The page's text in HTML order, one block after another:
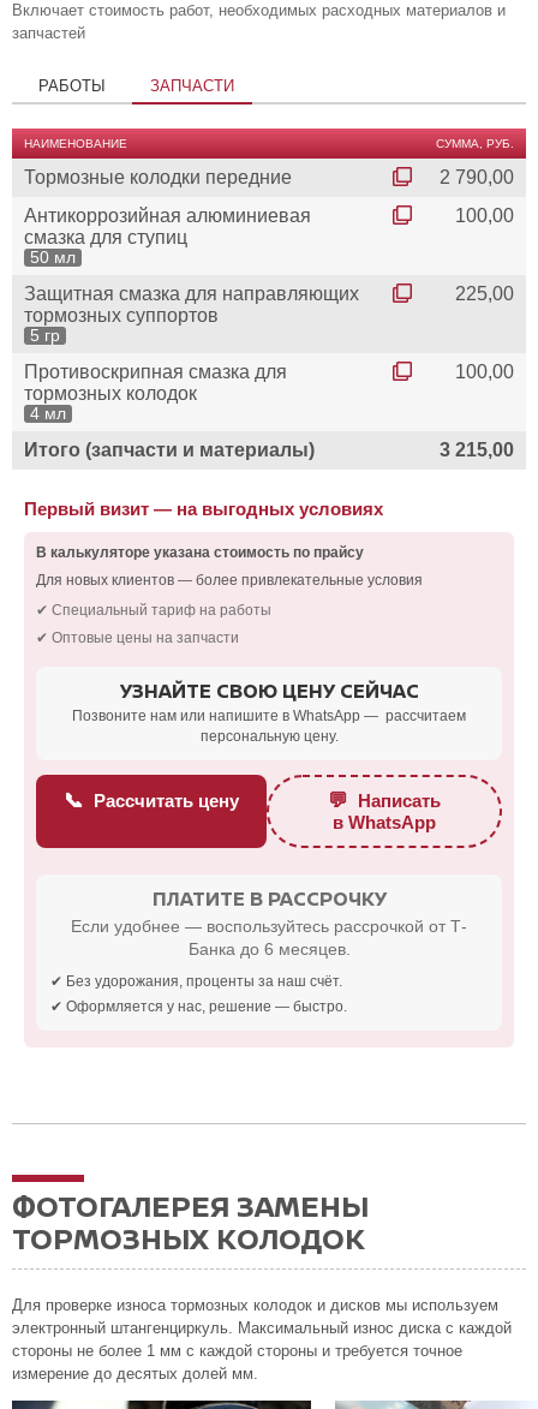
Включает стоимость работ, необходимых расходных материалов и
запчастей
РАБОТЫ ЗАПЧАСТИ
НАИМЕНОВАНИЕ СУММА, РУБ.
Тормозные колодки передние
2 790,00
Антикоррозийная алюминиевая
смазка для ступиц
50 мл
100,00
Защитная смазка для направляющих
тормозных суппортов
5 гр
225,00
Противоскрипная смазка для
тормозных колодок
4 мл
100,00
Итого (запчасти и материалы) 3 215,00
Первый визит — на выгодных условиях
В калькуляторе указана стоимость по прайсу
Для новых клиентов — более привлекательные условия
✔ Специальный тариф на работы
✔ Оптовые цены на запчасти
УЗНАЙТЕ СВОЮ ЦЕНУ СЕЙЧАС
Позвоните нам или напишите в WhatsApp — рассчитаем
персональную цену.
📞 Рассчитать цену 💬 Написать
в WhatsApp
ПЛАТИТЕ В РАССРОЧКУ
Если удобнее — воспользуйтесь рассрочкой от Т-
Банка до 6 месяцев.
✔ Без удорожания, проценты за наш счёт.
✔ Оформляется у нас, решение — быстро.
ФОТОГАЛЕРЕЯ ЗАМЕНЫ
ТОРМОЗНЫХ КОЛОДОК
Для проверке износа тормозных колодок и дисков мы используем
электронный штангенциркуль. Максимальный износ диска с каждой
стороны не более 1 мм с каждой стороны и требуется точное
измерение до десятых долей мм.